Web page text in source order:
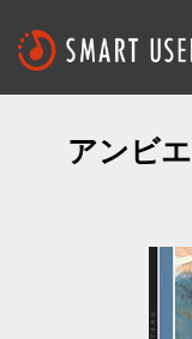
アンビ